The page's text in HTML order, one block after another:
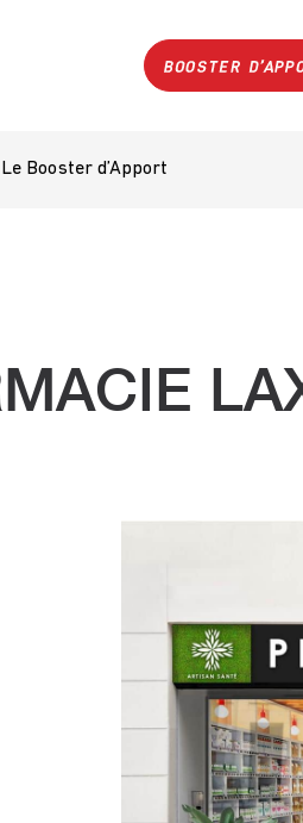
Le Booster d’Apport